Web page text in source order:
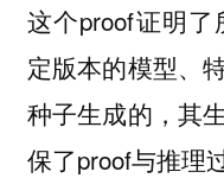
这个proof证明
定版本的模型、
种子生成的，其
保了proof与推理